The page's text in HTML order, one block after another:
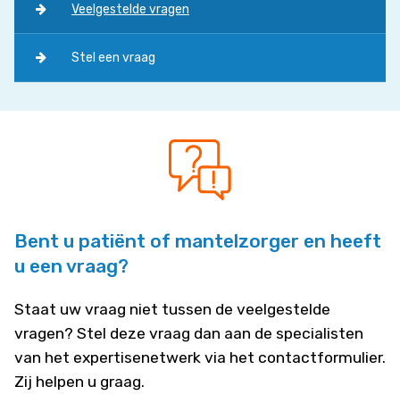
Veelgestelde vragen
Stel een vraag
Bent u patiënt of mantelzorger en heeft
u een vraag?
Staat uw vraag niet tussen de veelgestelde
vragen? Stel deze vraag dan aan de specialisten
van het expertisenetwerk via het contactformulier.
Zij helpen u graag.